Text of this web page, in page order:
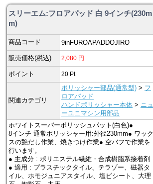
スリーエム:フロアパッド 白 9インチ(230m
m)
商品コード 9inFUROAPADDOJIRO
販売価格(税込) 2,080 円
ポイント 20 Pt
関連カテゴリ
ポリッシャー部品(通常型) > フ
ロアパッド
ハンドポリッシャー本体 > ニュ
ーユニマシン用部品
ホワイトスーパーポリッシュパット(白色)●
8インチ 通常ポリッシャー用:外径230mm● ワック
スの艶だし作業、焼きつけ作業● 空バフで作業を
行います。
● 主成分 : ポリエステル繊維・合成樹脂系接着剤
● 適用 : プラスチックタイル、テラゾー、磁器タ
イル、ホモジュニアスタイル、塩ビシート、大理